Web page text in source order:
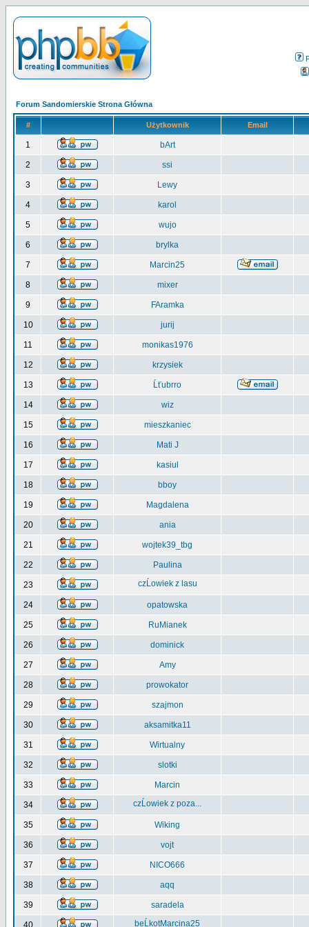
Forum Sandomierskie Strona Główna
# Użytkownik Email
1 bArt
2 ssi
3 Lewy
4 karol
5 wujo
6 brylka
7 Marcin25
8 mixer
9 FAramka
10 jurij
11 monikas1976
12 krzysiek
13 Ĺťubrro
14 wiz
15 mieszkaniec
16 Mati J
17 kasiul
18 bboy
19 Magdalena
20 ania
21 wojtek39_tbg
22 Paulina
23 czĹowiek z lasu
24 opatowska
25 RuMianek
26 dominick
27 Amy
28 prowokator
29 szajmon
30 aksamitka11
31 Wirtualny
32 slotki
33 Marcin
34 czĹowiek z poza...
35 Wiking
36 vojt
37 NICO666
38 aqq
39 saradela
40 beĹkotMarcina25